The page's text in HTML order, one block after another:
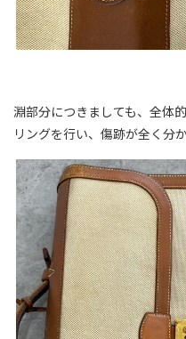
淵部分につきましても、全体
リングを行い、傷跡が全く分